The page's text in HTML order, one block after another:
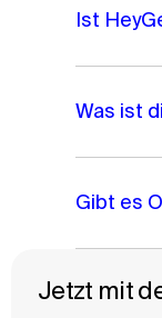
Ist
Was ist
Gibt es
Jetzt mit